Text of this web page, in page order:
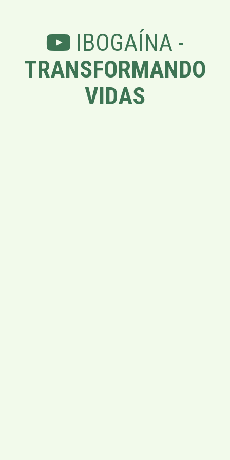
IBOGAÍNA -
TRANSFORMANDO
VIDAS